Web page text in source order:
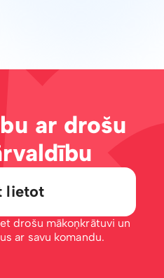
ar drošu
lietot
drošu mākoņkrātuvi un
ar savu komandu.